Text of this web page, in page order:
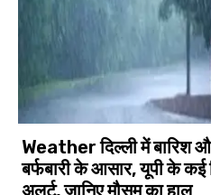
Weather दिल्ली में बारिश
बर्फबारी के आसार, यूपी के